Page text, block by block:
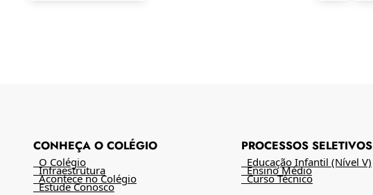
CONHEÇA O COLÉGIO
O Colégio
Infraestrutura
Acontece no Colégio
Estude Conosco
PROCESSOS SELETIVOS
Educação Infantil (Nível V)
Ensino Médio
Curso Técnico